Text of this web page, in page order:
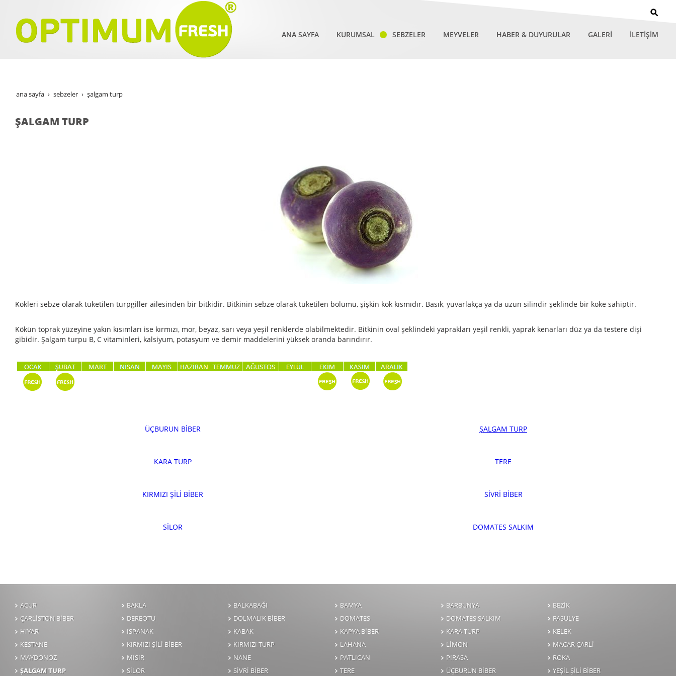
ANA SAYFA KURUMSAL SEBZELER MEYVELER HABER & DUYURULAR GALERİ İLETİŞİM
ana sayfa sebzeler şalgam turp
ŞALGAM TURP
Kökleri sebze olarak tüketilen turpgiller ailesinden bir bitkidir. Bitkinin sebze olarak tüketilen bölümü, şişkin kök kısmıdır. Basık, yuvarlakça ya da uzun silindir şeklinde bir köke sahiptir.
Kökün toprak yüzeyine yakın kısımları ise kırmızı, mor, beyaz, sarı veya yeşil renklerde olabilmektedir. Bitkinin oval şeklindeki yaprakları yeşil renkli, yaprak kenarları düz ya da testere dişi
gibidir. Şalgam turpu B, C vitaminleri, kalsiyum, potasyum ve demir maddelerini yüksek oranda barındırır.
ÜÇBURUN BİBER ŞALGAM TURP
KARA TURP TERE
KIRMIZI ŞİLİ BİBER SİVRİ BİBER
SİLOR DOMATES SALKIM
ACUR BAKLA BALKABAĞI BAMYA BARBUNYA
BEZİK
ÇARLİSTON BİBER
DEREOTU DOLMALIK BİBER DOMATES DOMATES SALKIM
FASULYE
HIYAR
ISPANAK KABAK KAPYA BİBER KARA TURP
KELEK
KESTANE
KIRMIZI ŞİLİ BİBER KIRMIZI TURP LAHANA LİMON
MACAR ÇARLİ
MAYDONOZ
MISIR NANE PATLICAN PIRASA
ROKA
ŞALGAM TURP
SİLOR SİVRİ BİBER TERE ÜÇBURUN BİBER YEŞİL ŞİLİ BİBER